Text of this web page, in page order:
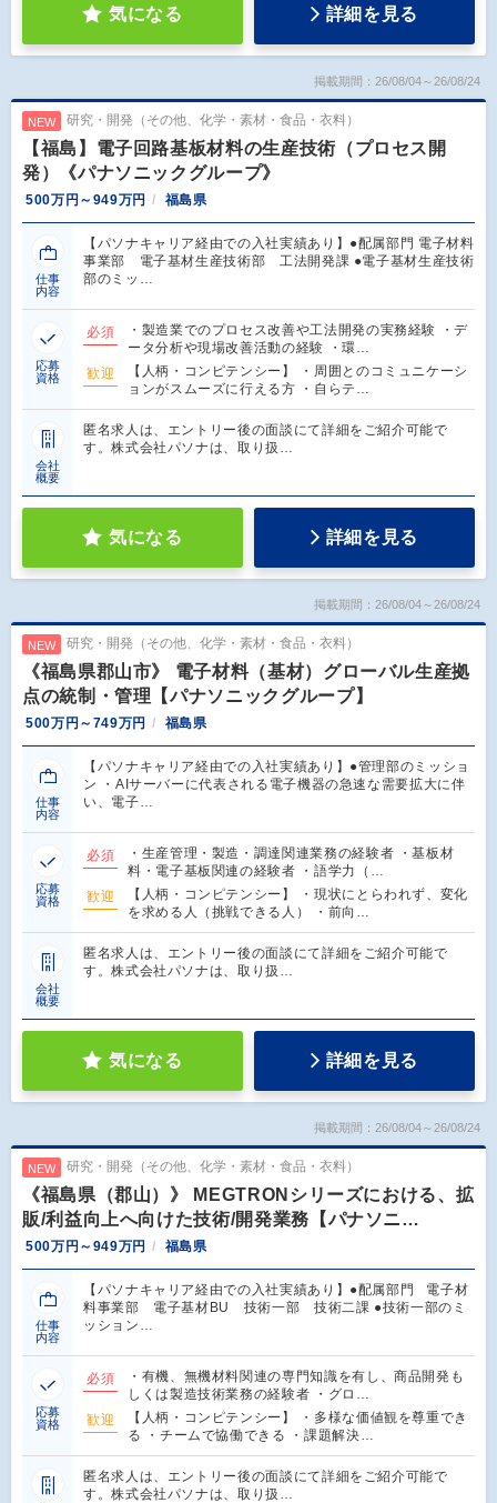
気になる 詳細を見る
掲載期間：26/08/04～26/08/24
NEW 研究・開発（その他、化学・素材・食品・衣料）
【福島】電子回路基板材料の生産技術（プロセス開
発）《パナソニックグループ》
500万円～949万円 福島県
仕事
内容
【パソナキャリア経由での入社実績あり】●配属部門 電子材料
事業部 電子基材生産技術部 工法開発課 ●電子基材生産技術
部のミッ…
応募
資格
必須
・製造業でのプロセス改善や工法開発の実務経験 ・デ
ータ分析や現場改善活動の経験 ・環…
歓迎
【人柄・コンピテンシー】 ・周囲とのコミュニケーシ
ョンがスムーズに行える方 ・自らテ…
会社
概要
匿名求人は、エントリー後の面談にて詳細をご紹介可能で
す。株式会社パソナは、取り扱…
気になる 詳細を見る
掲載期間：26/08/04～26/08/24
NEW 研究・開発（その他、化学・素材・食品・衣料）
《福島県郡山市》 電子材料（基材）グローバル生産拠
点の統制・管理【パナソニックグループ】
500万円～749万円 福島県
仕事
内容
【パソナキャリア経由での入社実績あり】●管理部のミッショ
ン ・AIサーバーに代表される電子機器の急速な需要拡大に伴
い、電子…
応募
資格
必須
・生産管理・製造・調達関連業務の経験者 ・基板材
料・電子基板関連の経験者 ・語学力（…
歓迎
【人柄・コンピテンシー】 ・現状にとらわれず、変化
を求める人（挑戦できる人） ・前向…
会社
概要
匿名求人は、エントリー後の面談にて詳細をご紹介可能で
す。株式会社パソナは、取り扱…
気になる 詳細を見る
掲載期間：26/08/04～26/08/24
NEW 研究・開発（その他、化学・素材・食品・衣料）
《福島県（郡山）》 MEGTRONシリーズにおける、拡
販/利益向上へ向けた技術/開発業務【パナソニ…
500万円～949万円 福島県
仕事
内容
【パソナキャリア経由での入社実績あり】●配属部門 電子材
料事業部 電子基材BU 技術一部 技術二課 ●技術一部のミ
ッション…
応募
資格
必須
・有機、無機材料関連の専門知識を有し、商品開発も
しくは製造技術業務の経験者 ・グロ…
歓迎
【人柄・コンピテンシー】 ・多様な価値観を尊重でき
る ・チームで協働できる ・課題解決…
匿名求人は、エントリー後の面談にて詳細をご紹介可能で
す。株式会社パソナは、取り扱…